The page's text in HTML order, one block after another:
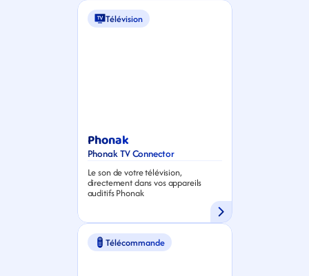
Télévision
Phonak
Phonak TV Connector
Le son de votre télévision,
directement dans vos appareils
auditifs Phonak
Télécommande